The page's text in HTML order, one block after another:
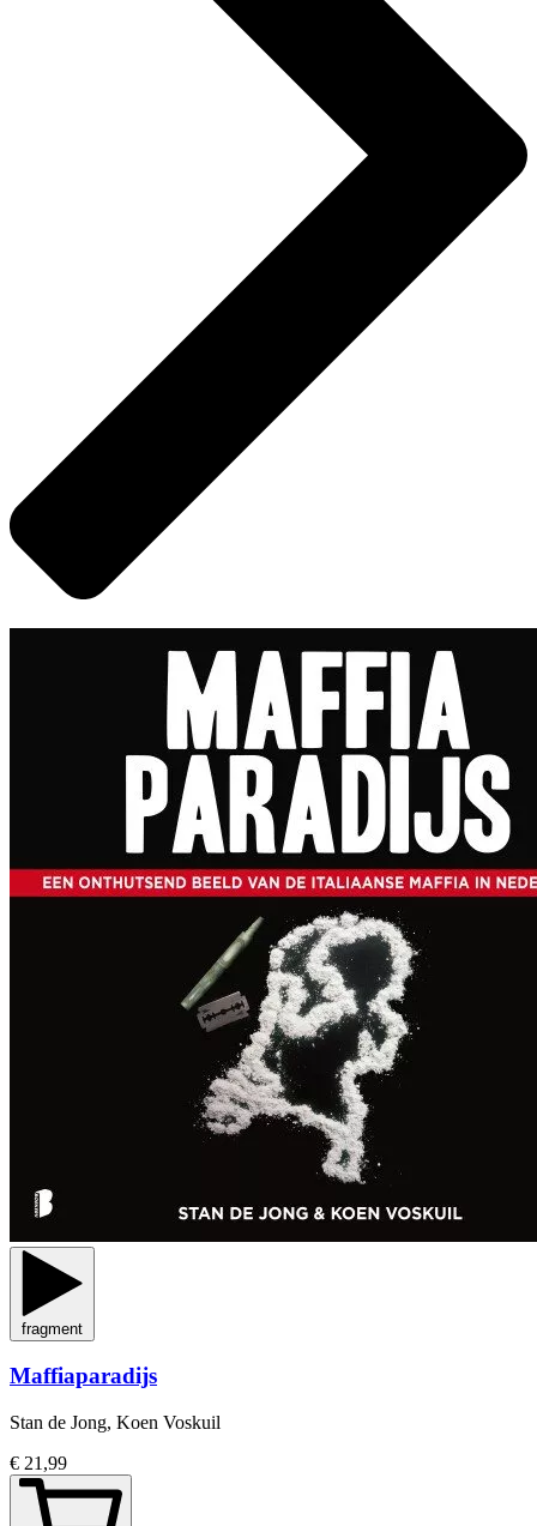
fragment
Maffiaparadijs
Stan de Jong, Koen Voskuil
€ 21,99